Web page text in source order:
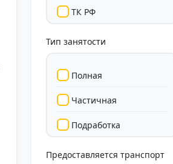
ТК РФ
Тип занятости
Полная
Частичная
Подработка
Предоставляется транспорт